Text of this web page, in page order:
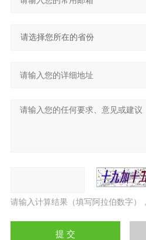
请输入计算结果（填写阿拉伯数字）